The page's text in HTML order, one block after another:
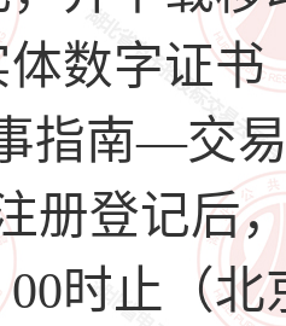
数字证
指南—交
册登记后
00时止（